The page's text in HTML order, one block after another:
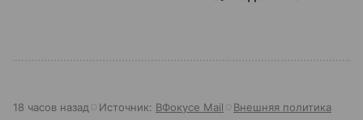
18 часов назад Источник: ВФокусе Mail Внешняя политика